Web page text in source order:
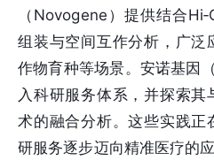
（Novogene）提供结合
组装与空间互作分析，广泛
作物育种等场景。安诺基因
入科研服务体系，并探索
术的融合分析。这些实践正
研服务逐步迈向精准医疗的应